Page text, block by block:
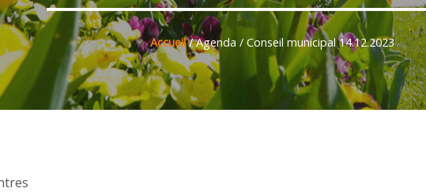
Accueil/Agenda / Conseil municipal 14.12.2023